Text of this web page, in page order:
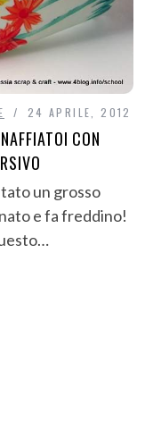
24 APRILE, 2012
CON
un grosso
e fa freddino!